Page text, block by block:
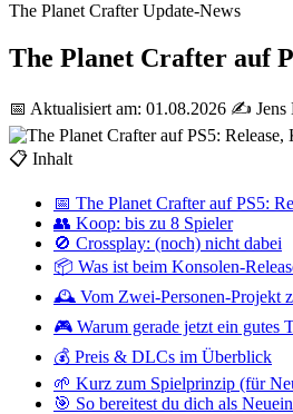
The Planet Crafter Update-News
The Planet Crafter auf
📅 Aktualisiert am: 01.08.2026 ✍️ Jens
📋 Inhalt
📅 The Planet Crafter auf PS5:
👥 Koop: bis zu 8 Spieler
🚫 Crossplay: (noch) nicht dabei
📦 Was ist beim Konsolen-
🕰️ Vom Zwei-Personen-Projekt
🎮 Warum gerade jetzt ein gutes
💰 Preis & DLCs im Überblick
🌱 Kurz zum Spielprinzip (für
🎯 So bereitest du dich als